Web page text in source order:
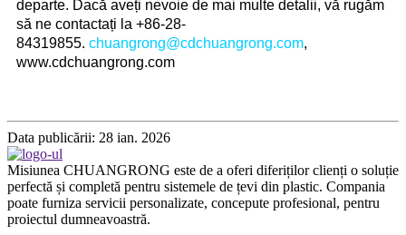
departe. Dacă aveți nevoie de mai multe detalii, vă rugăm
să ne contactați la +86-28-
84319855. chuangrong@cdchuangrong.com,
www.cdchuangrong.com
Data publicării: 28 ian. 2026
Misiunea CHUANGRONG este de a oferi diferiților clienți o soluție
perfectă și completă pentru sistemele de țevi din plastic. Compania
poate furniza servicii personalizate, concepute profesional, pentru
proiectul dumneavoastră.